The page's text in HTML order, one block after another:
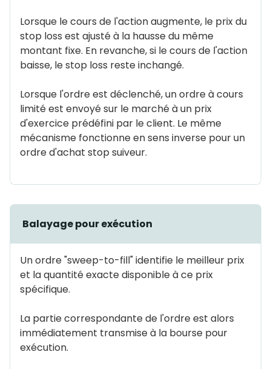
Lorsque le cours de l'action augmente, le prix du
stop loss est ajusté à la hausse du même
montant fixe. En revanche, si le cours de l'action
baisse, le stop loss reste inchangé.
Lorsque l'ordre est déclenché, un ordre à cours
limité est envoyé sur le marché à un prix
d'exercice prédéfini par le client. Le même
mécanisme fonctionne en sens inverse pour un
ordre d'achat stop suiveur.
Balayage pour exécution
Un ordre "sweep-to-fill" identifie le meilleur prix
et la quantité exacte disponible à ce prix
spécifique.
La partie correspondante de l'ordre est alors
immédiatement transmise à la bourse pour
exécution.